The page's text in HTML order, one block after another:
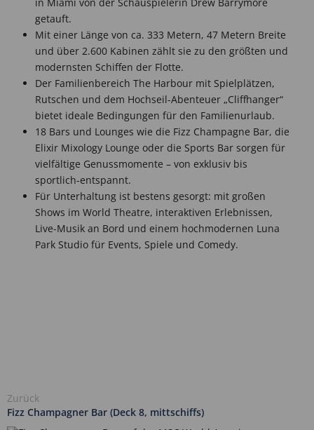
getauft.
Mit einer Länge von ca. 333 Metern, 47 Metern Breite
und über 2.600 Kabinen zählt sie zu den größten und
modernsten Schiffen der Flotte.
Der Familienbereich The Harbour mit Spielplätzen,
Rutschen und dem Hochseil-Abenteuer „Cliffhanger“
bietet ideale Bedingungen für den Familienurlaub.
18 Bars und Lounges wie die Fizz Champagne Bar, die
Elixir Mixology Lounge oder die Sports Bar sorgen für
vielfältige Genussmomente – von exklusiv bis
sportlich-entspannt.
Für Unterhaltung ist bestens gesorgt: mit großen
Shows im World Theatre, interaktiven Erlebnissen,
Live-Musik an Bord und einem hochmodernen Luna
Park Studio für Events, Spiele und Comedy.
Zurück
Fizz Champagner Bar (Deck 8, mittschiffs)